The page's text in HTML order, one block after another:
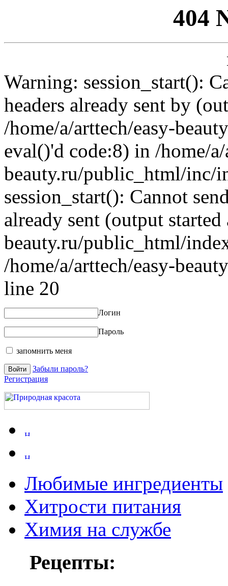
404
Warning: session_start():
headers already sent by
/home/a/arttech/easy-
eval()'d code:8) in /home/
beauty.ru/public_html/inc/
session_start(): Cannot
already sent (output
beauty.ru/public_html/
/home/a/arttech/easy-
line 20
Логин
Пароль
запомнить меня
Забыли пароль?
Регистрация
Любимые ингредиенты
Хитрости питания
Химия на службе
Рецепты: